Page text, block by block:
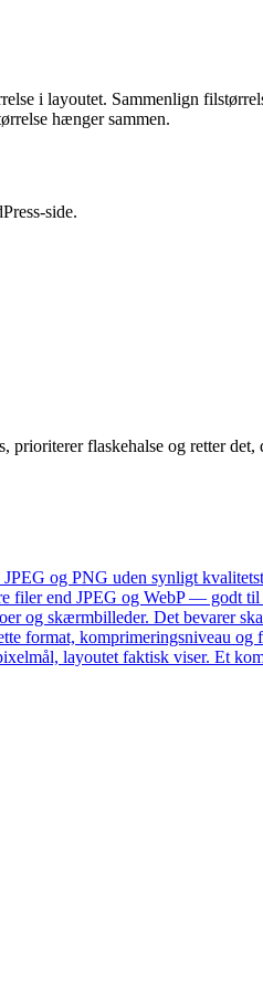
i layoutet. Sammenlign
hænger sammen.
side.
prioriterer flaskehalse og retter
og PNG uden synligt
filer end JPEG og WebP — godt til
og skærmbilleder. Det bevarer
format, komprimeringsniveau
layoutet faktisk viser. Et